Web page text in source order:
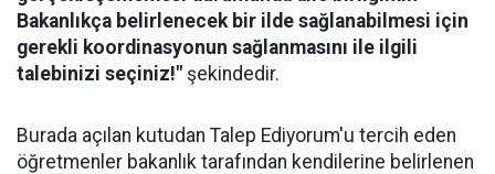
Bakanlıkça belirlenecek bir ilde sağlanabilmesi için
gerekli koordinasyonun sağlanmasını ile ilgili
talebinizi seçiniz!" şekindedir.
Burada açılan kutudan Talep Ediyorum'u tercih eden
öğretmenler bakanlık tarafından kendilerine belirlenen